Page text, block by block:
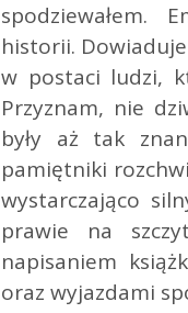
spodziewałem.
historii.
w postaci ludzi,
Przyznam, nie
były aż tak
pamiętniki
wystarczająco
prawie na
napisaniem
oraz wyjazdami